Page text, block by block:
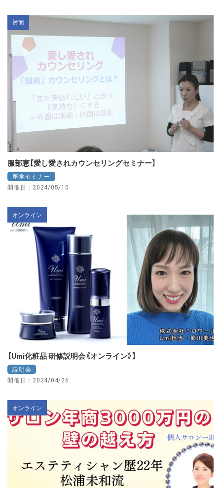
対面
服部恵【愛し愛されカウンセリングセミナー】
座学セミナー
開催日：2024/05/10
オンライン
【Umi化粧品 研修説明会《オンライン》】
説明会
開催日：2024/04/26
オンライン